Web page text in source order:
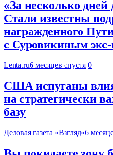
«За несколько дней
Стали известны
награжденного
с Суровикиным экс-
Lenta.ru6 месяцев спустя 0
США испуганы
на стратегически
базу
Деловая газета «Взгляд»6